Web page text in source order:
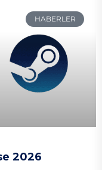
HABERLER
2026